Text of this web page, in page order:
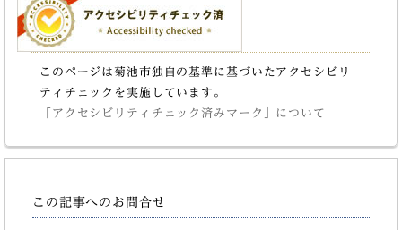
このページは菊池市独自の基準に基づいたアクセシビリ
ティチェックを実施しています。
「アクセシビリティチェック済みマーク」について
この記事へのお問合せ